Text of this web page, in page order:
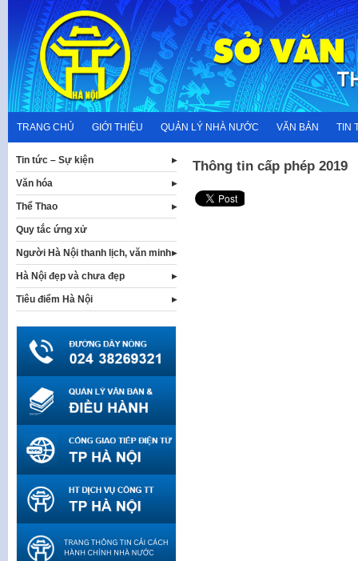
content
TRANG CHỦ GIỚI THIỆU QUẢN LÝ NHÀ NƯỚC VĂN BẢN TIN
Thông tin cấp phép 2019
Tin tức – Sự kiện
Văn hóa
Thể Thao
Quy tắc ứng xử
Người Hà Nội thanh lịch, văn minh
Hà Nội đẹp và chưa đẹp
Tiêu điểm Hà Nội